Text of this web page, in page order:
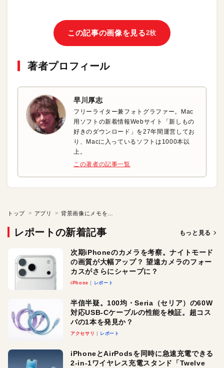
この記事の画像を見る2枚
著者プロフィール
早川厚志
フリーライター兼フォトグラファー。Mac
用ソフトの新着情報Webサイト「新しもの
好きのダウンロード」を27年間運営してお
り、Macに入っているソフトは1000本以
上。
この著者の記事一覧
トップ アプリ
レポートの新着記事 もっと見る
次期iPhoneのカメラを考察。ナイトモード
の画質が大幅アップ？ 望遠カメラのフォー
カスがさらにシャープに？
iPhone レポート
半信半疑。100均・Seria（セリア）の60W
対応USB-Cケーブルの性能を検証。超コス
パの1本を発見か？
アクセサリ レポート
iPhoneとAirPodsを同時に急速充電できる
2-in-1ワイヤレス充電スタンド「Twelve